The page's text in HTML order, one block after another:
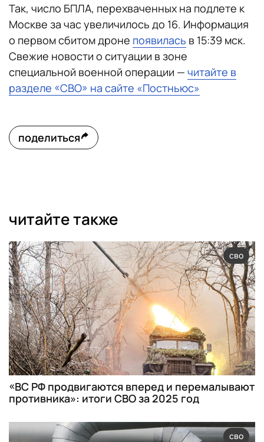
Так, число БПЛА, перехваченных на подлете к
Москве за час увеличилось до 16. Информация
о первом сбитом дроне появилась в 15:39 мск.
Свежие новости о ситуации в зоне
специальной военной операции — читайте в
разделе «СВО» на сайте «Постньюс»
поделиться
читайте также
сво
«ВС РФ продвигаются вперед и перемалывают
противника»: итоги СВО за 2025 год
сво